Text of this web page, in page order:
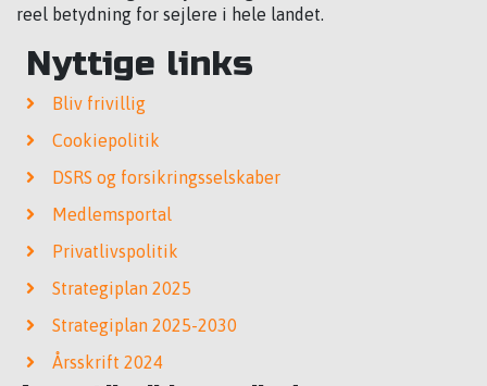
reel betydning for sejlere i hele landet.
Nyttige links
Bliv frivillig
Cookiepolitik
DSRS og forsikringsselskaber
Medlemsportal
Privatlivspolitik
Strategiplan 2025
Strategiplan 2025-2030
Årsskrift 2024